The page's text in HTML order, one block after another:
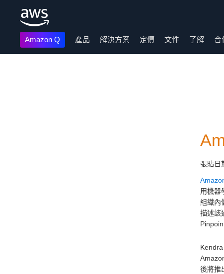
Amazon Q 產品 解決方案 定價 文件 了解 合
張貼日
用機器
組織內
描述該
後將推